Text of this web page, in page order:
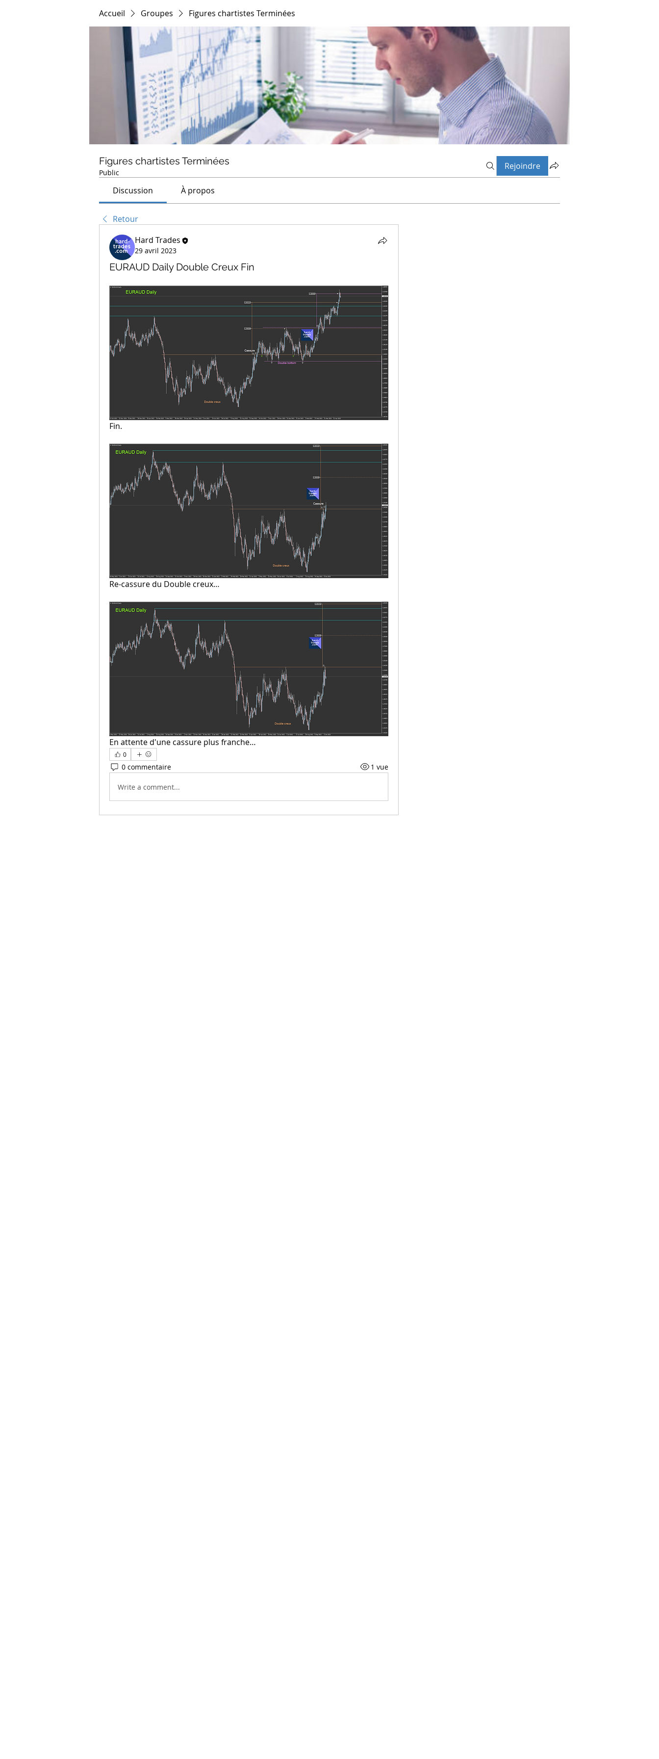
Accueil Groupes Figures chartistes Terminées
Figures chartistes Terminées
Public
Rejoindre
Discussion À propos
Retour
Hard Trades
29 avril 2023
EURAUD Daily Double Creux Fin
Fin.
Re-cassure du Double creux…
En attente d'une cassure plus franche…
0
0 commentaire 1 vue
Write a comment...